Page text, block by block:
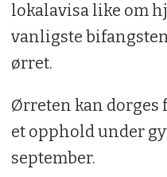
lokalavisa like om
vanligste
ørret.
Ørreten kan dorges
et opphold under
september.